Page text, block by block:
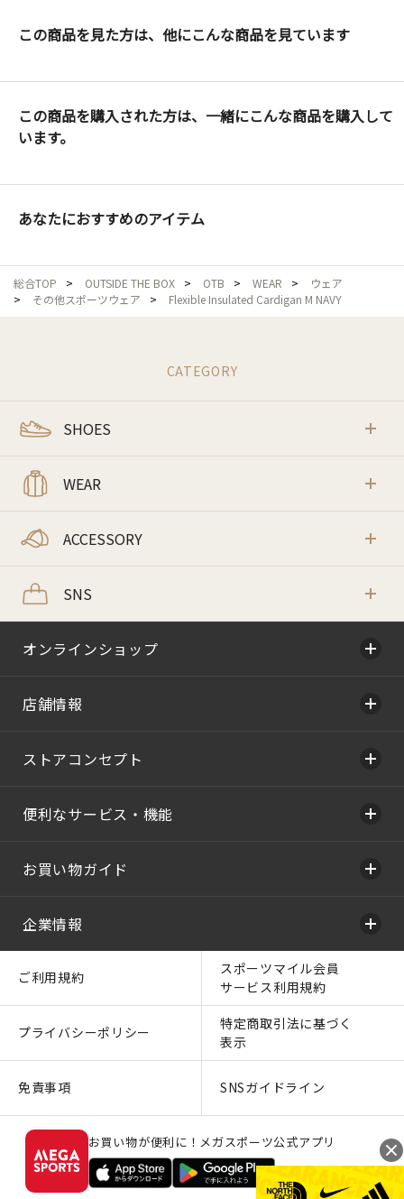
この商品を見た方は、他にこんな商品を見ています
この商品を購入された方は、一緒にこんな商品を購入して
います。
あなたにおすすめのアイテム
総合TOP > OUTSIDE THE BOX > OTB > WEAR >
ウェア
>
その他スポーツウェア > Flexible Insulated Cardigan M NAVY
CATEGORY
SHOES
WEAR
ACCESSORY
SNS
オンラインショップ
店舗情報
ストアコンセプト
便利なサービス・機能
お買い物ガイド
企業情報
ご利用規約
スポーツマイル会員
サービス利用規約
プライバシーポリシー
特定商取引法に基づく
表示
免責事項 SNSガイドライン
お買い物が便利に！メガスポーツ公式アプリ